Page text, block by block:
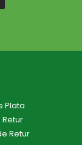
Plata
Retur